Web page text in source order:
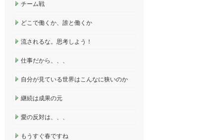
チーム戦
どこで働くか、誰と働くか
流されるな。思考しよう！
仕事だから、、、
自分が見ている世界はこんなに狭いのか
継続は成果の元
愛の反対は、、、
もうすぐ春ですね